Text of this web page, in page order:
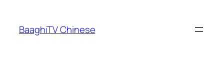
content
BaaghiTV Chinese